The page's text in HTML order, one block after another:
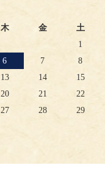
木 金 土
1
6 7
8
13 14
15
20 21
22
27 28
29